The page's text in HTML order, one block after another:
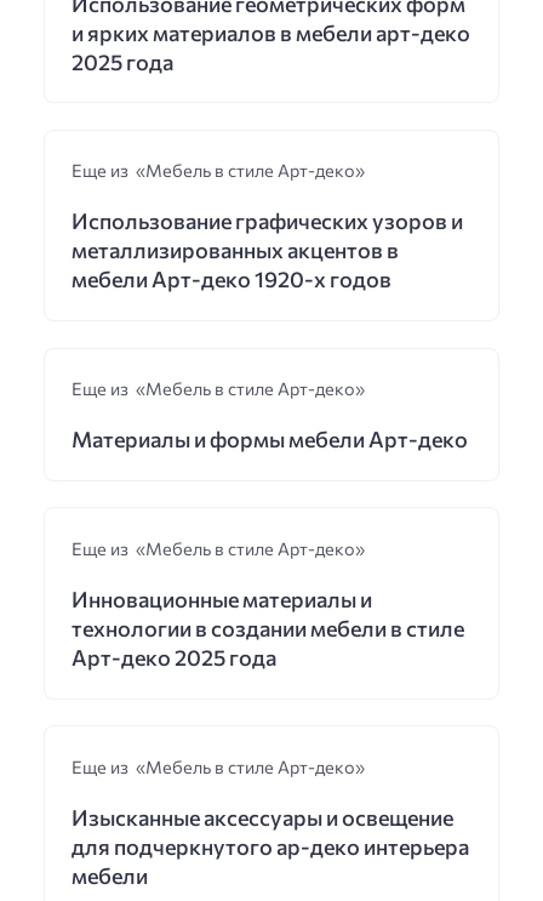
и ярких материалов в мебели арт-деко
2025 года
Еще из «Мебель в стиле Арт-деко»
Использование графических узоров и
металлизированных акцентов в
мебели Арт-деко 1920-х годов
Еще из «Мебель в стиле Арт-деко»
Материалы и формы мебели Арт-деко
Еще из «Мебель в стиле Арт-деко»
Инновационные материалы и
технологии в создании мебели в стиле
Арт-деко 2025 года
Еще из «Мебель в стиле Арт-деко»
Изысканные аксессуары и освещение
для подчеркнутого ар-деко интерьера
мебели